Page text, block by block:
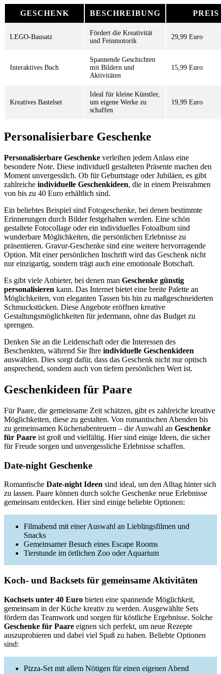
GESCHENK BESCHREIBUNG PREIS
LEGO-Bausatz
Fördert die Kreativität
und Feinmotorik
29,99 Euro
Interaktives Buch
Spannende Geschichten
mit Bildern und
Aktivitäten
15,99 Euro
Kreatives Bastelset
Ideal für kleine Künstler,
um eigene Werke zu
schaffen
19,99 Euro
Personalisierbare Geschenke
Personalisierbare Geschenke verleihen jedem Anlass eine
besondere Note. Diese individuell gestalteten Präsente machen den
Moment unvergesslich. Ob für Geburtstage oder Jubiläen, es gibt
zahlreiche individuelle Geschenkideen, die in einem Preisrahmen
von bis zu 40 Euro erhältlich sind.
Ein beliebtes Beispiel sind Fotogeschenke, bei denen bestimmte
Erinnerungen durch Bilder festgehalten werden. Eine schön
gestaltete Fotocollage oder ein individuelles Fotoalbum sind
wunderbare Möglichkeiten, die persönlichen Erlebnisse zu
präsentieren. Gravur-Geschenke sind eine weitere hervorragende
Option. Mit einer persönlichen Inschrift wird das Geschenk nicht
nur einzigartig, sondern trägt auch eine emotionale Botschaft.
Es gibt viele Anbieter, bei denen man Geschenke günstig
personalisieren kann. Das Internet bietet eine breite Palette an
Möglichkeiten, von eleganten Tassen bis hin zu maßgeschneiderten
Schmuckstücken. Diese Angebote eröffnen kreative
Gestaltungsmöglichkeiten für jedermann, ohne das Budget zu
sprengen.
Denken Sie an die Leidenschaft oder die Interessen des
Beschenkten, während Sie Ihre individuelle Geschenkideen
auswählen. Dies sorgt dafür, dass das Geschenk nicht nur optisch
ansprechend, sondern auch von tiefem persönlichen Wert ist.
Geschenkideen für Paare
Für Paare, die gemeinsame Zeit schätzen, gibt es zahlreiche kreative
Möglichkeiten, diese zu gestalten. Von romantischen Abenden bis
zu gemeinsamen Küchenabenteuern – die Auswahl an Geschenke
für Paare ist groß und vielfältig. Hier sind einige Ideen, die sicher
für Freude sorgen und unvergessliche Erlebnisse schaffen.
Date-night Geschenke
Romantische Date-night Ideen sind ideal, um den Alltag hinter sich
zu lassen. Paare können durch solche Geschenke neue Erlebnisse
gemeinsam entdecken. Hier sind einige beliebte Optionen:
Filmabend mit einer Auswahl an Lieblingsfilmen und
Snacks
Gemeinsamer Besuch eines Escape Rooms
Tierstunde im örtlichen Zoo oder Aquarium
Koch- und Backsets für gemeinsame Aktivitäten
Kochsets unter 40 Euro bieten eine spannende Möglichkeit,
gemeinsam in der Küche kreativ zu werden. Ausgewählte Sets
fördern das Teamwork und sorgen für köstliche Ergebnisse. Solche
Geschenke für Paare eignen sich perfekt, um neue Rezepte
auszuprobieren und dabei viel Spaß zu haben. Beliebte Optionen
sind:
Pizza-Set mit allem Nötigen für einen eigenen Abend